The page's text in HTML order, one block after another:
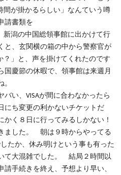
間が掛かるらしい」なんていう噂
請書類を
新潟の中国総領事館に出かけて行
と、玄関横の箱の中から警察官が
？」と、声を掛けてくれたのです
慶節の休暇で、領事館は来週月
い、VISAが間に合わなかったら
にち変更の利かないチケットだ
く８日に行ってみるしかない！
ました。 朝は９時からやってる
たか、休み明けという事も有った
て大混雑でした。 結局２時間以
手続きを終え、予想より早い、